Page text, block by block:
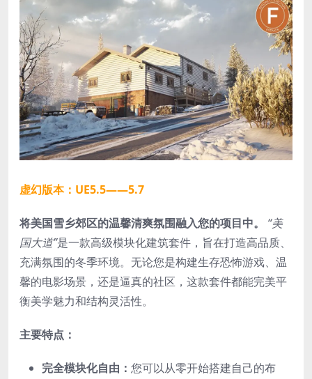
虚幻版本：UE5.5——5.7
将美国雪乡郊区的温馨清爽氛围融入您的项目中。
“美
国大道”是一款高级模块化建筑套件，旨在打造高品质、
充满氛围的冬季环境。无论您是构建生存恐怖游戏、温
馨的电影场景，还是逼真的社区，这款套件都能完美平
衡美学魅力和结构灵活性。
主要特点：
完全模块化自由： 您可以从零开始搭建自己的布